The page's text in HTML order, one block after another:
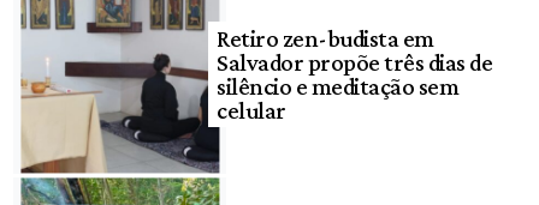
Retiro zen-budista em
Salvador propõe três dias de
silêncio e meditação sem
celular